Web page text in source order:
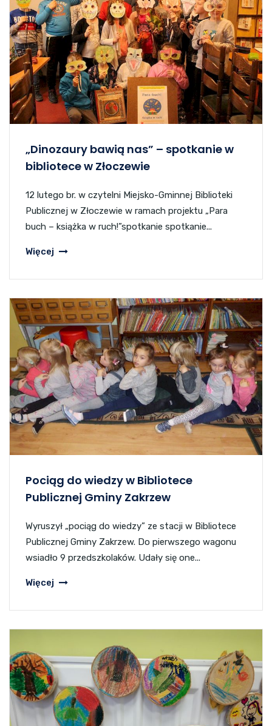
„Dinozaury bawią nas” – spotkanie w
bibliotece w Złoczewie
12 lutego br. w czytelni Miejsko-Gminnej Biblioteki
Publicznej w Złoczewie w ramach projektu „Para
buch – książka w ruch!”spotkanie spotkanie...
Więcej
Pociąg do wiedzy w Bibliotece
Publicznej Gminy Zakrzew
Wyruszył „pociąg do wiedzy” ze stacji w Bibliotece
Publicznej Gminy Zakrzew. Do pierwszego wagonu
wsiadło 9 przedszkolaków. Udały się one...
Więcej